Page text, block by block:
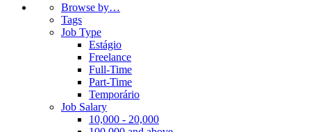
Browse by…
Tags
Job Type
Estágio
Freelance
Full-Time
Part-Time
Temporário
Job Salary
10,000 - 20,000